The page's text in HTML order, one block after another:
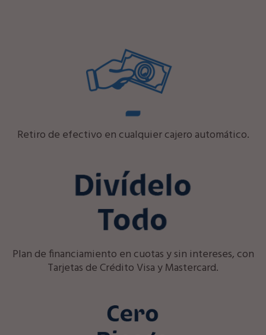
Retiro de efectivo en cualquier cajero automático.
Plan de financiamiento en cuotas y sin intereses, con
Tarjetas de Crédito Visa y Mastercard.